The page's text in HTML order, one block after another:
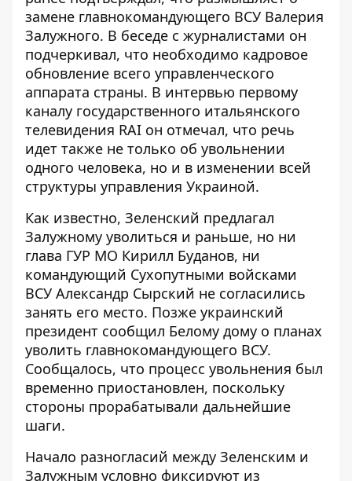
замене главнокомандующего ВСУ Валерия
Залужного. В беседе с журналистами он
подчеркивал, что необходимо кадровое
обновление всего управленческого
аппарата страны. В интервью первому
каналу государственного итальянского
телевидения RAI он отмечал, что речь
идет также не только об увольнении
одного человека, но и в изменении всей
структуры управления Украиной.
Как известно, Зеленский предлагал
Залужному уволиться и раньше, но ни
глава ГУР МО Кирилл Буданов, ни
командующий Сухопутными войсками
ВСУ Александр Сырский не согласились
занять его место. Позже украинский
президент сообщил Белому дому о планах
уволить главнокомандующего ВСУ.
Сообщалось, что процесс увольнения был
временно приостановлен, поскольку
стороны прорабатывали дальнейшие
шаги.
Начало разногласий между Зеленским и
Залужным условно фиксируют из